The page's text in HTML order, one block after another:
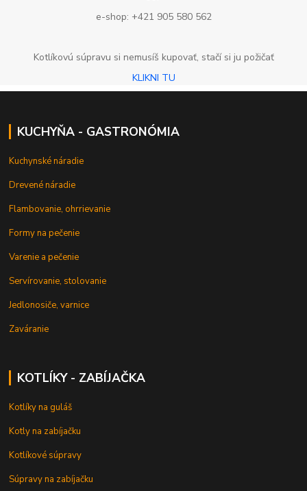
e-shop: +421 905 580 562
Kotlíkovú súpravu si nemusíš kupovať, stačí si ju požičať
KLIKNI TU
KUCHYŇA - GASTRONÓMIA
Kuchynské náradie
Drevené náradie
Flambovanie, ohrrievanie
Formy na pečenie
Varenie a pečenie
Servírovanie, stolovanie
Jedlonosiče, varnice
Zaváranie
KOTLÍKY - ZABÍJAČKA
Kotlíky na guláš
Kotly na zabíjačku
Kotlíkové súpravy
Súpravy na zabíjačku